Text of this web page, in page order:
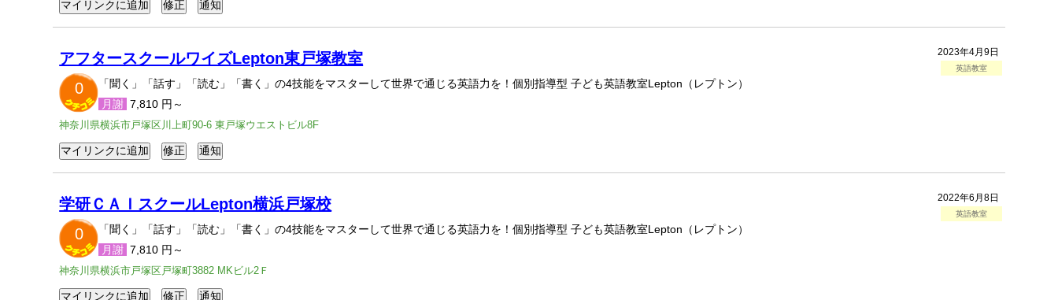
2023年4月9日
英語教室
アフタースクールワイズLepton東戸塚教室
0
「聞く」「話す」「読む」「書く」の4技能をマスターして世界で通じる英語力を！個別指導型 子ども英語教室Lepton（レプトン）
月謝 7,810 円～
神奈川県横浜市戸塚区川上町90-6 東戸塚ウエストビル8F
2022年6月8日
英語教室
学研ＣＡＩスクールLepton横浜戸塚校
0
「聞く」「話す」「読む」「書く」の4技能をマスターして世界で通じる英語力を！個別指導型 子ども英語教室Lepton（レプトン）
月謝 7,810 円～
神奈川県横浜市戸塚区戸塚町3882 MKビル2Ｆ